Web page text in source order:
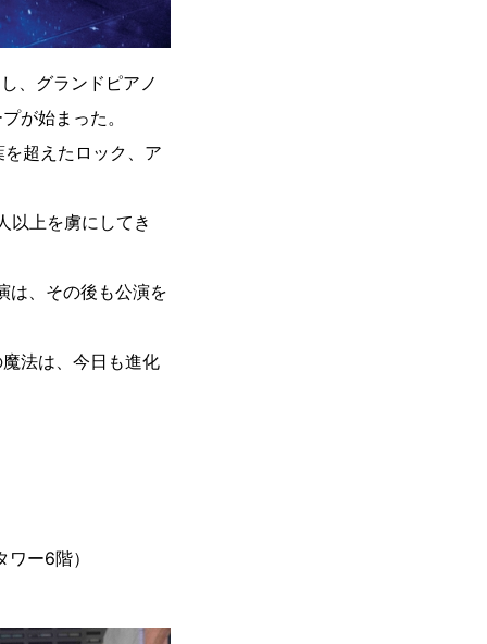
、グランドピアノ
が始まった。
超えたロック、ア
以上を虜にしてき
は、その後も公演を
法は、今日も進化
ー6階）